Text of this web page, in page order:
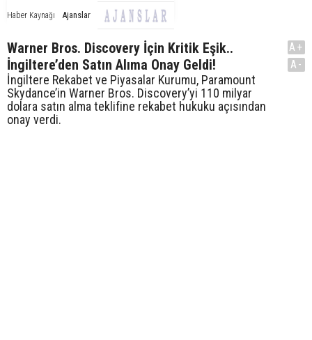
Haber Kaynağı Ajanslar
Warner Bros. Discovery İçin Kritik Eşik..
İngiltere’den Satın Alıma Onay Geldi!
İngiltere Rekabet ve Piyasalar Kurumu, Paramount
Skydance’in Warner Bros. Discovery’yi 110 milyar
dolara satın alma teklifine rekabet hukuku açısından
onay verdi.
A+
A-